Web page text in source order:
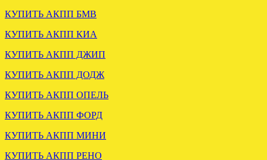
Galant 2.0 td F5M311VPMF
.
УСТАНОВЛЕНА АКПП
КУПИТЬ АКПП БМВ
КУПИТЬ АКПП КИА
КУПИТЬ АКПП ДЖИП
КУПИТЬ АКПП ДОДЖ
КУПИТЬ АКПП ОПЕЛЬ
КУПИТЬ АКПП ФОРД
КУПИТЬ АКПП МИНИ
КУПИТЬ АКПП РЕНО